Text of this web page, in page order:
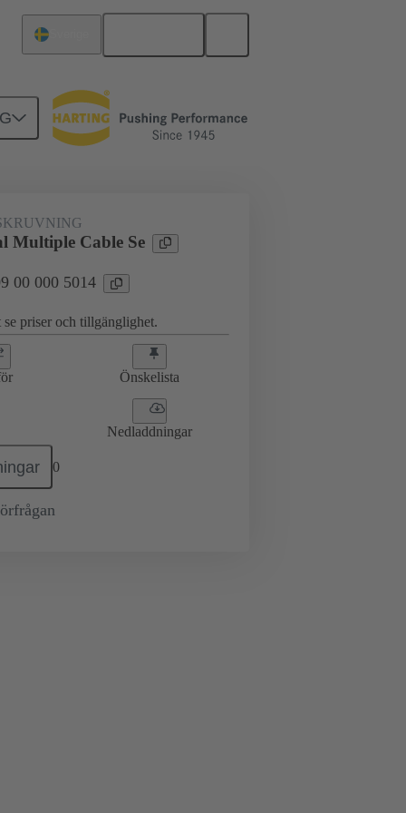
09 00 000 5014
Multiple Cable Se
00 000 5014
priser och tillgänglighet.
Önskelista
Nedladdningar
0